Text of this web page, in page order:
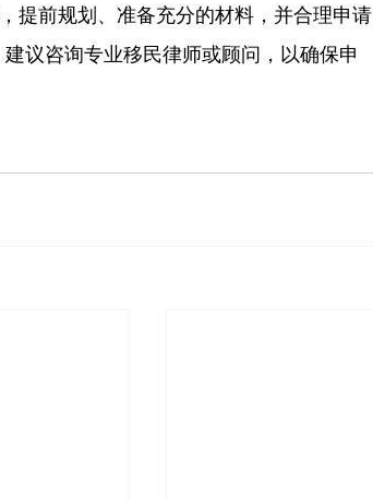
提前规划、准备充分的材料，并合理申请
议咨询专业移民律师或顾问，以确保申